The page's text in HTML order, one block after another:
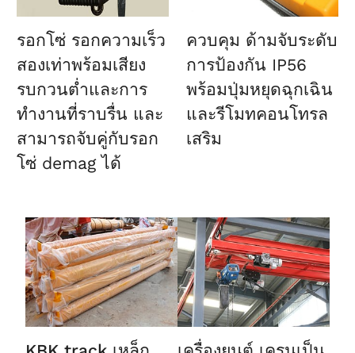
รอกโซ่ รอกความเร็ว
สองเท่าพร้อมเสียง
รบกวนต่ำและการ
ทำงานที่ราบรื่น และ
สามารถจับคู่กับรอก
โซ่ demag ได้
ควบคุม ด้ามจับระดับ
การป้องกัน IP56
พร้อมปุ่มหยุดฉุกเฉิน
และรีโมทคอนโทรล
เสริม